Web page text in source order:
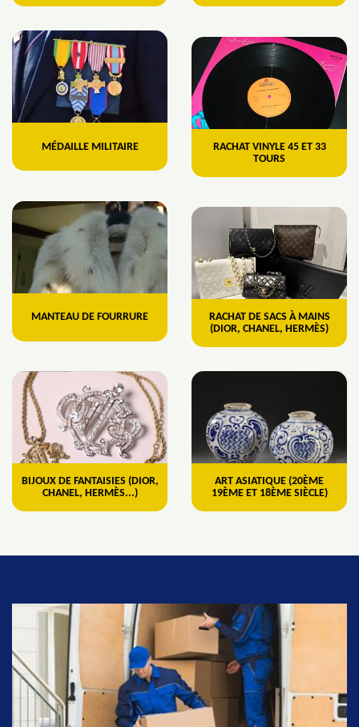
MÉDAILLE MILITAIRE
RACHAT VINYLE 45 ET 33
TOURS
MANTEAU DE FOURRURE
RACHAT DE SACS À MAINS
(DIOR, CHANEL, HERMÈS)
BIJOUX DE FANTAISIES (DIOR,
CHANEL, HERMÈS...)
ART ASIATIQUE (20ÈME
19ÈME ET 18ÈME SIÈCLE)